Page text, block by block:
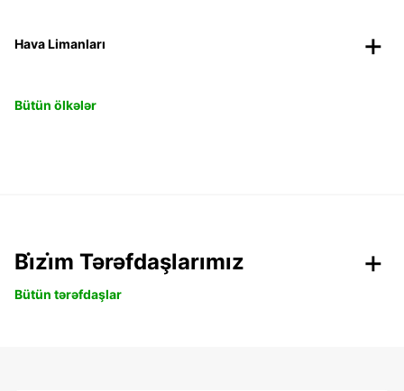
Hava Limanları
Bütün ölkələr
Bi̇zi̇m Tərəfdaşlarımız
Bütün tərəfdaşlar